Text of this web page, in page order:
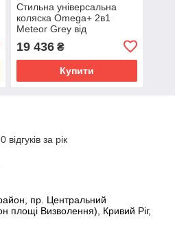
Стильна універсальна
коляска Omega+ 2в1
Meteor Grey від
народження до 4-х років
(до 22 кг) Carrello Сірий
19 436₴
Купити
за рік
пр. Центральний
площі Визволення), Кривий Ріг,